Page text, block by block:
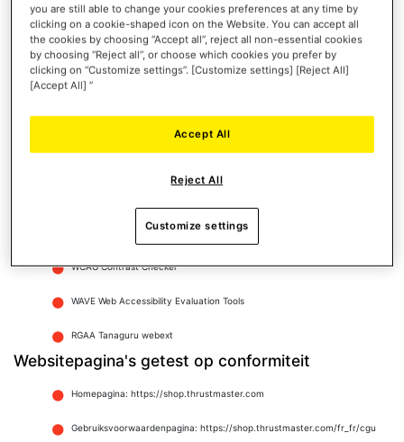
Op mobiele Android-apparaten, met Google Chrome en Talkback
Op macOS-computers, met Safari en VoiceOver
Op Windows-computers, met Firefox en JAWS
Tools die werden gebruikt om de toegankelijkheid
W3C HTML-validator
WCAG Contrast Checker
WAVE Web Accessibility Evaluation Tools
RGAA Tanaguru webext
Websitepagina's getest op conformiteit
Homepagina: https://shop.thrustmaster.com
Gebruiksvoorwaardenpagina: https://shop.thrustmaster.com/fr_fr/cgu
you are still able to change your cookies preferences at any time by
clicking on a cookie-shaped icon on the Website. You can accept all
the cookies by choosing “Accept all”, reject all non-essential cookies
by choosing “Reject all”, or choose which cookies you prefer by
clicking on “Customize settings”. [Customize settings] [Reject All]
[Accept All] ”
Reject All
Accept All
Customize settings